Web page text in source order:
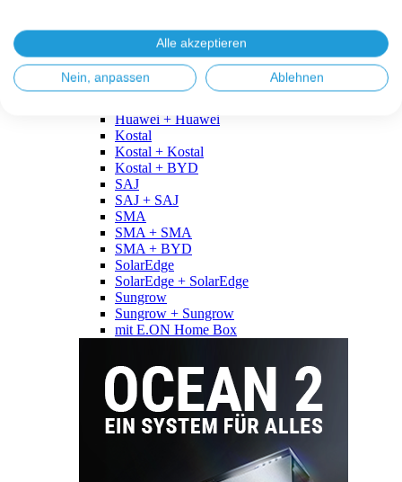
Fronius + BYD
GoodWe
GoodWe + GoodWe
GoodWe + BYD
Huawei + Huawei
Kostal
Kostal + Kostal
Kostal + BYD
SAJ
SAJ + SAJ
SMA
SMA + SMA
SMA + BYD
SolarEdge
SolarEdge + SolarEdge
Sungrow
Sungrow + Sungrow
mit E.ON Home Box
Alle akzeptieren
Nein, anpassen Ablehnen